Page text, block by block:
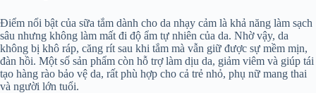
Điểm nổi bật của sữa tắm dành cho da nhạy cảm là khả năng làm sạch
sâu nhưng không làm mất đi độ ẩm tự nhiên của da. Nhờ vậy, da
không bị khô ráp, căng rít sau khi tắm mà vẫn giữ được sự mềm mịn,
đàn hồi. Một số sản phẩm còn hỗ trợ làm dịu da, giảm viêm và giúp tái
tạo hàng rào bảo vệ da, rất phù hợp cho cả trẻ nhỏ, phụ nữ mang thai
và người lớn tuổi.